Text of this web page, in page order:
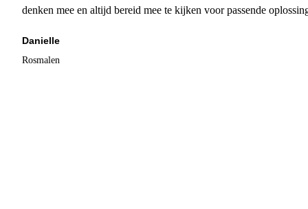
denken mee en altijd bereid mee te kijken voor passende
Danielle
Rosmalen